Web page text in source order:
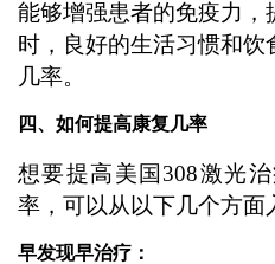
能够增强患者的免疫力，
时，良好的生活习惯和饮
几率。
四、如何提高康复几率
想要提高美国308激光
率，可以从以下几个方面
早发现早治疗：